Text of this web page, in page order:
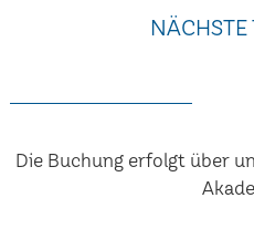
Die Buchung erfolgt über